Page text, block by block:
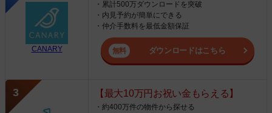
CANARY
・累計500万ダウンロードを突破
・内見予約が簡単にできる
・仲介手数料を最低金額保証
ダウンロードはこちら
【最大10万円お祝い金もらえる】
・約400万件の物件から探せる